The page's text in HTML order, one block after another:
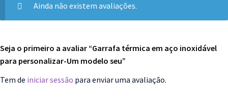
Ainda não existem avaliações.
Seja o primeiro a avaliar “Garrafa térmica em aço inoxidável
para personalizar-Um modelo seu”
Tem de iniciar sessão para enviar uma avaliação.